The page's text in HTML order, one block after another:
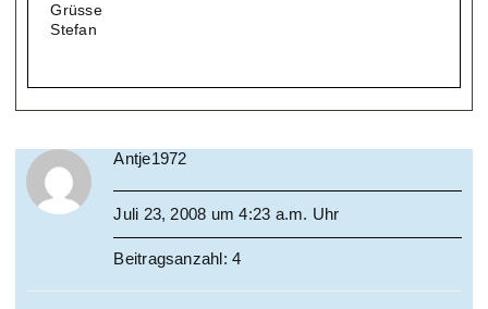
Grüsse
Stefan
Antje1972
Juli 23, 2008 um 4:23 a.m. Uhr
Beitragsanzahl: 4